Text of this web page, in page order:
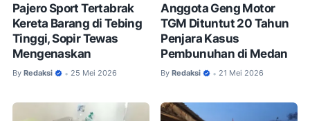
Pajero Sport Tertabrak
Kereta Barang di Tebing
Tinggi, Sopir Tewas
Mengenaskan
By Redaksi • 25 Mei 2026
Anggota Geng Motor
TGM Dituntut 20 Tahun
Penjara Kasus
Pembunuhan di Medan
By Redaksi • 21 Mei 2026